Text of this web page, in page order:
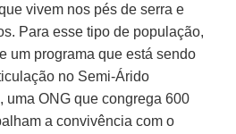
vivem nos pés de serra e
Para esse tipo de população,
um programa que está sendo
no Semi-Árido
uma ONG que congrega 600
a convivência com o